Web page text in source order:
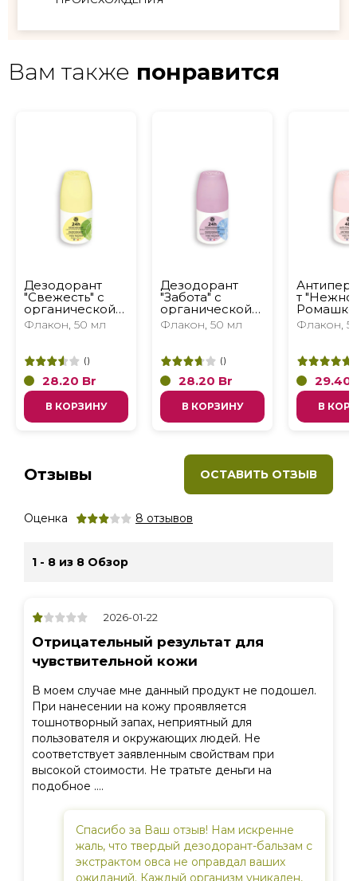
Вам также понравится
Дезодорант
"Свежесть" с
органической
Мятой
Флакон, 50 мл
()
28.20 Br
В КОРЗИНУ
Дезодорант
"Забота" с
органической
Мальвой
Флакон, 50 мл
()
28.20 Br
В КОРЗИНУ
т
Флакон,
29.40
В
Отзывы ОСТАВИТЬ ОТЗЫВ
Оценка 8 отзывов
1 - 8 из 8 Обзор
2026-01-22
Отрицательный результат для
чувствительной кожи
В моем случае мне данный продукт не подошел.
При нанесении на кожу проявляется
тошнотворный запах, неприятный для
пользователя и окружающих людей. Не
соответствует заявленным свойствам при
высокой стоимости. Не тратьте деньги на
подобное ….
Спасибо за Ваш отзыв! Нам искренне
жаль, что твердый дезодорант-бальзам с
экстрактом овса не оправдал ваших
ожиданий. Каждый организм уникален,